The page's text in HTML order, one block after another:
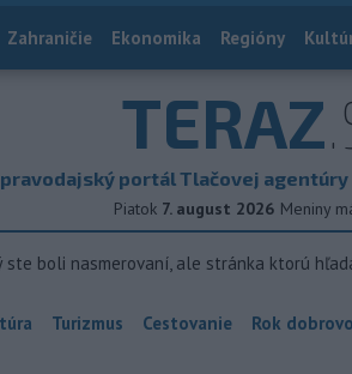
Zahraničie Ekonomika Regióny
TERAZ
portál Tlačovej
Piatok 7. august 2026 Meniny
ste boli nasmerovaní, ale stránka ktorú
Turizmus Cestovanie Rok